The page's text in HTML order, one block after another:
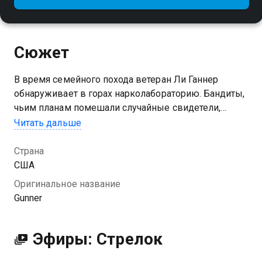
Сюжет
В время семейного похода ветеран Ли Ганнер
обнаруживает в горах нарколабораторию. Бандиты,
чьим планам помешали случайные свидетели,
похищают сыновей мужчины, вынуждая того
Читать дальше
Страна
США
Оригинальное название
Gunner
Эфиры: Стрелок